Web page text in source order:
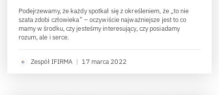
Podejrzewamy, że każdy spotkał się z określeniem, że „to nie
szata zdobi człowieka” – oczywiście najważniejsze jest to co
mamy w środku, czy jesteśmy interesujący, czy posiadamy
rozum, ale i serce.
Zespół IFIRMA | 17 marca 2022